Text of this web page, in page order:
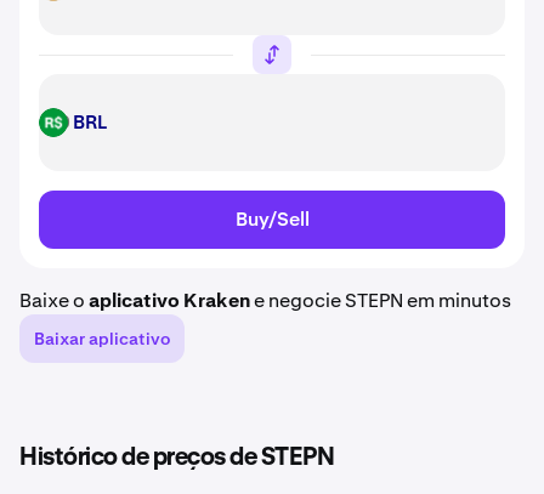
BRL BRL
Buy/Sell
Baixe oaplicativo Krakene negocie STEPN em minutos
Baixar aplicativo
Histórico de preços de STEPN